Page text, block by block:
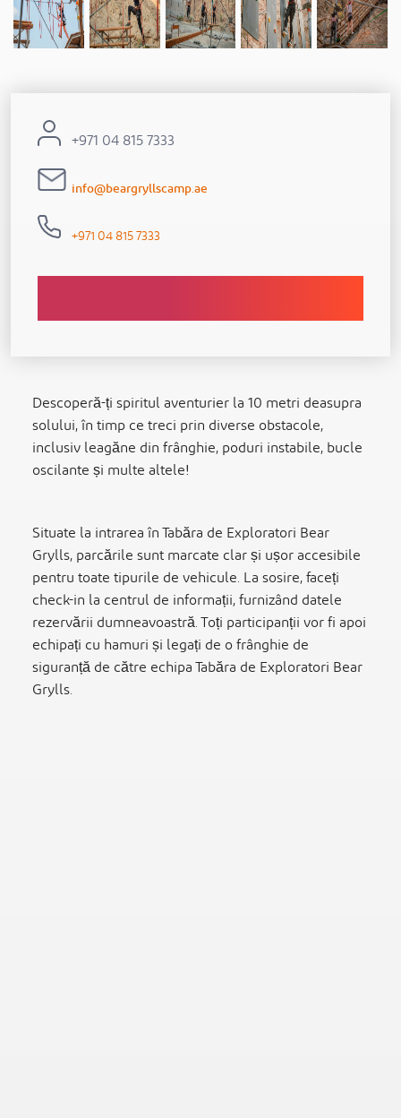
+971 04 815 7333
info@beargryllscamp.ae
+971 04 815 7333
Descoperă-ți spiritul aventurier la 10 metri deasupra
solului, în timp ce treci prin diverse obstacole,
inclusiv leagăne din frânghie, poduri instabile, bucle
oscilante și multe altele!
Situate la intrarea în Tabăra de Exploratori Bear
Grylls, parcările sunt marcate clar și ușor accesibile
pentru toate tipurile de vehicule. La sosire, faceți
check-in la centrul de informații, furnizând datele
rezervării dumneavoastră. Toți participanții vor fi apoi
echipați cu hamuri și legați de o frânghie de
siguranță de către echipa Tabăra de Exploratori Bear
Grylls.